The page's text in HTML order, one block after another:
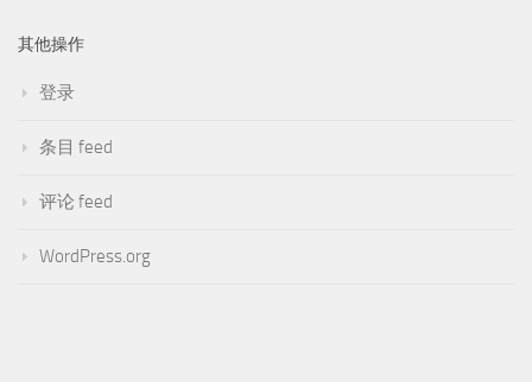
其他操作
登录
条目 feed
评论 feed
WordPress.org